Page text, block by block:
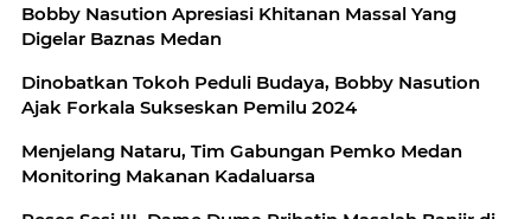
Bobby Nasution Apresiasi Khitanan Massal Yang
Digelar Baznas Medan
Dinobatkan Tokoh Peduli Budaya, Bobby Nasution
Ajak Forkala Sukseskan Pemilu 2024
Menjelang Nataru, Tim Gabungan Pemko Medan
Monitoring Makanan Kadaluarsa